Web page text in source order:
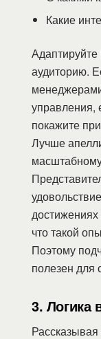
Какие
аудиторию.
управления,
покажите
Лучше
что такой
Поэтому
полезен для
3. Логика